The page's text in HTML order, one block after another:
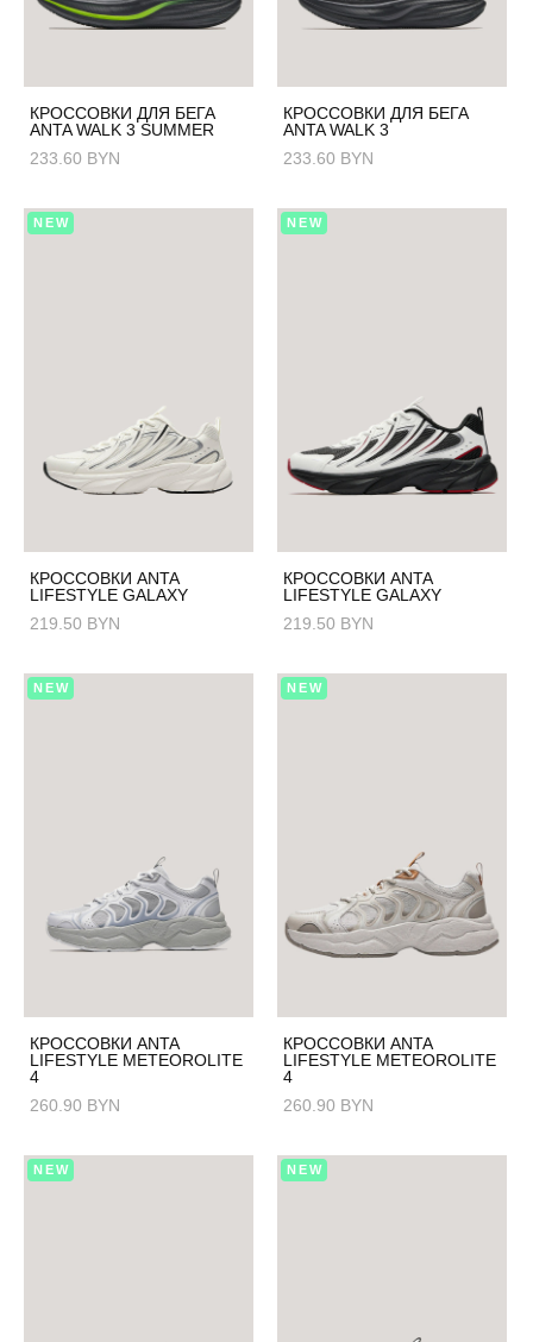
КРОССОВКИ ДЛЯ БЕГА
ANTA WALK 3 SUMMER
233.60 BYN
КРОССОВКИ ДЛЯ БЕГА
ANTA WALK 3
233.60 BYN
NEW
КРОССОВКИ ANTA
LIFESTYLE GALAXY
219.50 BYN
NEW
КРОССОВКИ ANTA
LIFESTYLE GALAXY
219.50 BYN
NEW
КРОССОВКИ ANTA
LIFESTYLE METEOROLITE
4
260.90 BYN
NEW
КРОССОВКИ ANTA
LIFESTYLE METEOROLITE
4
260.90 BYN
NEW NEW